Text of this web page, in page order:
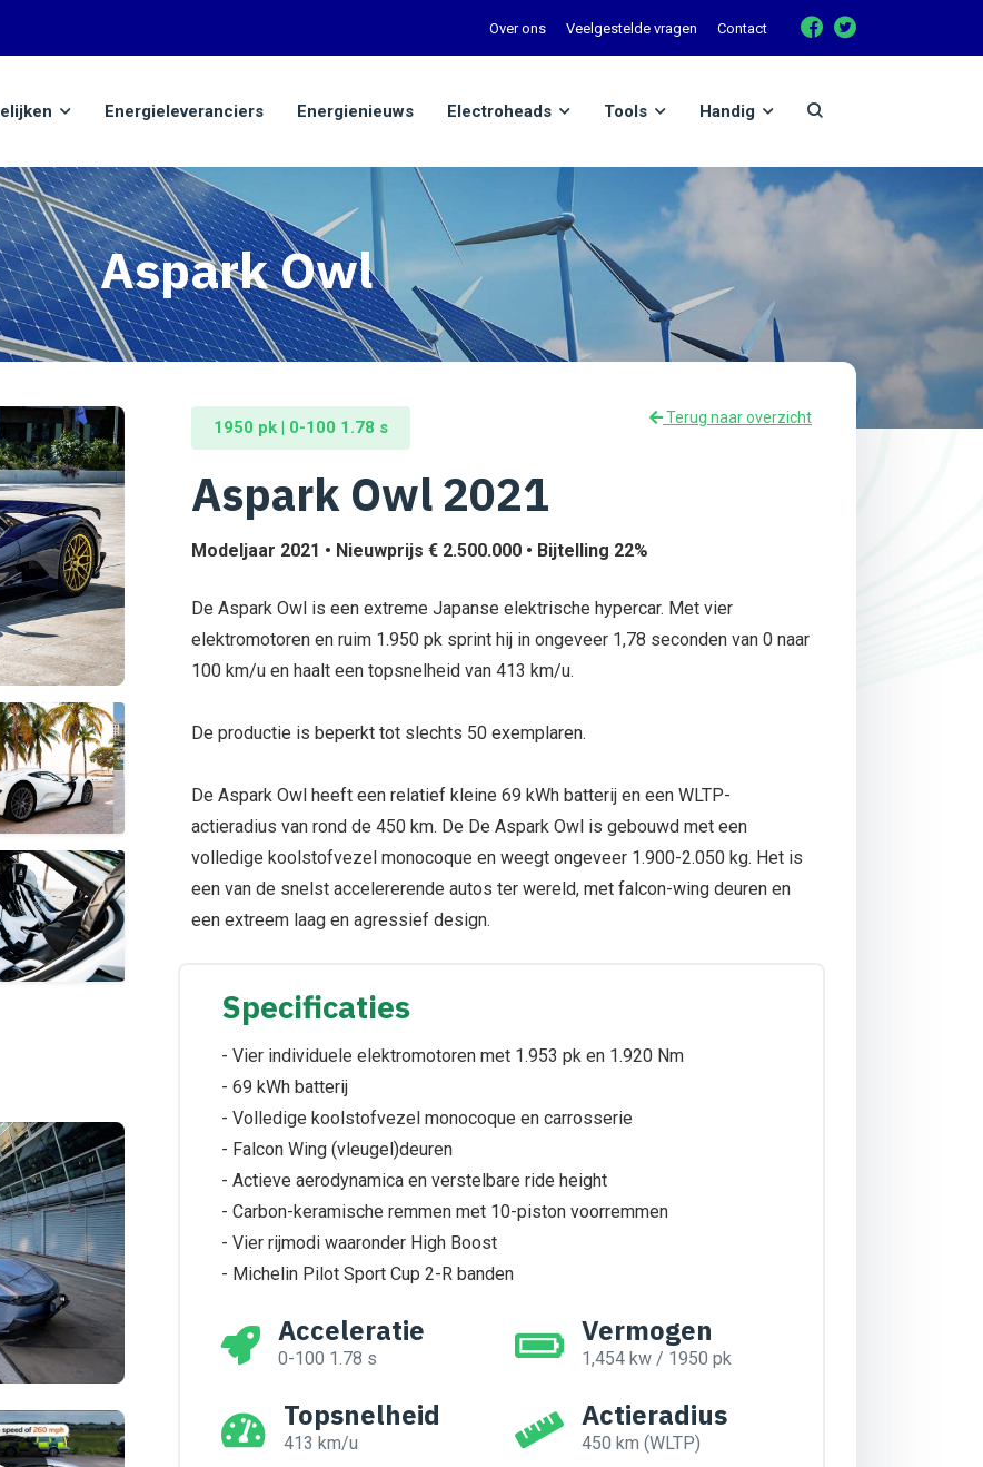
Over ons Veelgestelde vragen Contact
Energieleveranciers Energienieuws Electroheads Tools Handig
Aspark Owl
1950 pk | 0-100 1.78 s Terug naar overzicht
Aspark Owl 2021
Modeljaar 2021 • Nieuwprijs € 2.500.000 • Bijtelling 22%
De Aspark Owl is een extreme Japanse elektrische hypercar. Met vier
elektromotoren en ruim 1.950 pk sprint hij in ongeveer 1,78 seconden van 0 naar
100 km/u en haalt een topsnelheid van 413 km/u.
De productie is beperkt tot slechts 50 exemplaren.
De Aspark Owl heeft een relatief kleine 69 kWh batterij en een WLTP-
actieradius van rond de 450 km. De De Aspark Owl is gebouwd met een
volledige koolstofvezel monocoque en weegt ongeveer 1.900-2.050 kg. Het is
een van de snelst accelererende autos ter wereld, met falcon-wing deuren en
een extreem laag en agressief design.
Specificaties
- Vier individuele elektromotoren met 1.953 pk en 1.920 Nm
- 69 kWh batterij
- Volledige koolstofvezel monocoque en carrosserie
- Falcon Wing (vleugel)deuren
- Actieve aerodynamica en verstelbare ride height
- Carbon-keramische remmen met 10-piston voorremmen
- Vier rijmodi waaronder High Boost
- Michelin Pilot Sport Cup 2-R banden
Acceleratie
0-100 1.78 s
Vermogen
1,454 kw / 1950 pk
Topsnelheid
413 km/u
Actieradius
450 km (WLTP)